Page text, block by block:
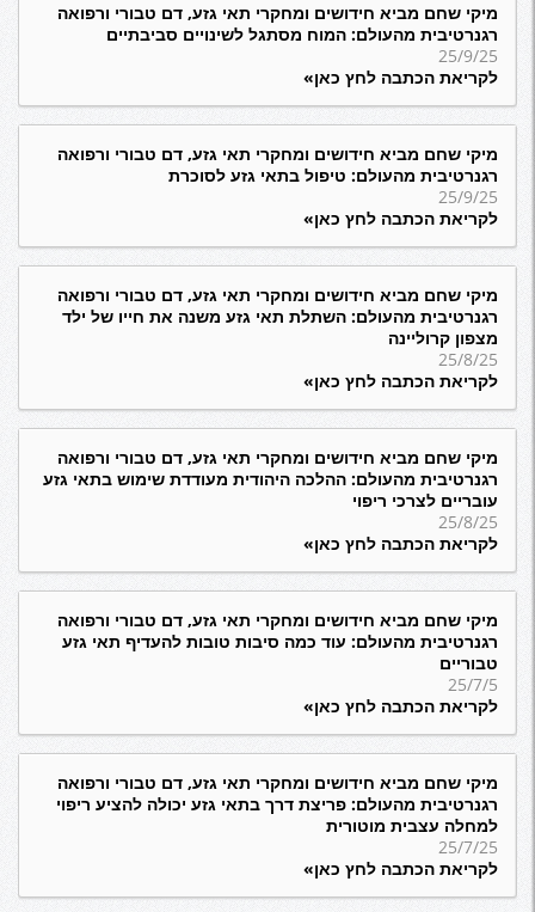
מיקי שחם מביא חידושים ומחקרי תאי גזע, דם טבורי ורפואה
רגנרטיבית מהעולם: המוח מסתגל לשינויים סביבתיים
25/9/25
לקריאת הכתבה לחץ כאן»
מיקי שחם מביא חידושים ומחקרי תאי גזע, דם טבורי ורפואה
רגנרטיבית מהעולם: טיפול בתאי גזע לסוכרת
25/9/25
לקריאת הכתבה לחץ כאן»
מיקי שחם מביא חידושים ומחקרי תאי גזע, דם טבורי ורפואה
רגנרטיבית מהעולם: השתלת תאי גזע משנה את חייו של ילד
מצפון קרוליינה
25/8/25
לקריאת הכתבה לחץ כאן»
מיקי שחם מביא חידושים ומחקרי תאי גזע, דם טבורי ורפואה
רגנרטיבית מהעולם: ההלכה היהודית מעודדת שימוש בתאי גזע
עובריים לצרכי ריפוי
25/8/25
לקריאת הכתבה לחץ כאן»
מיקי שחם מביא חידושים ומחקרי תאי גזע, דם טבורי ורפואה
רגנרטיבית מהעולם: עוד כמה סיבות טובות להעדיף תאי גזע
טבוריים
25/7/5
לקריאת הכתבה לחץ כאן»
מיקי שחם מביא חידושים ומחקרי תאי גזע, דם טבורי ורפואה
רגנרטיבית מהעולם: פריצת דרך בתאי גזע יכולה להציע ריפוי
למחלה עצבית מוטורית
25/7/25
לקריאת הכתבה לחץ כאן»